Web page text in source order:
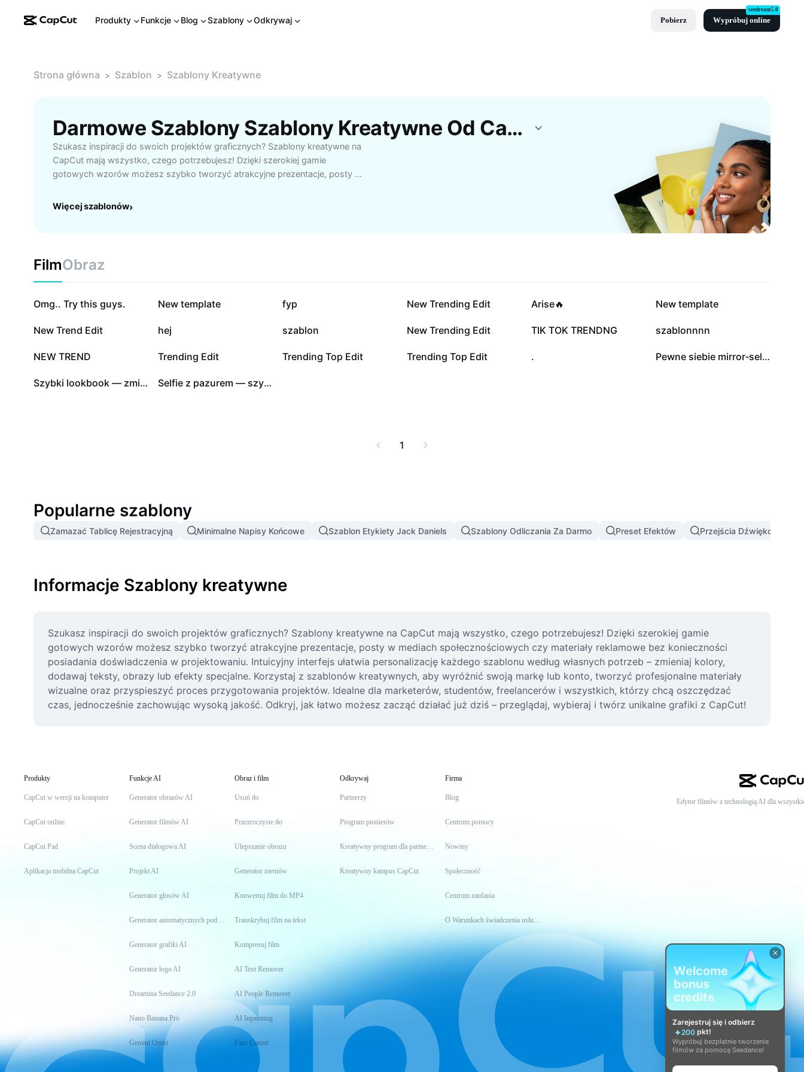
Produkty Funkcje Blog Szablony Odkrywaj Pobierz Wypróbuj online
seedream5.0
Strona główna > Szablon > Szablony Kreatywne
Darmowe Szablony Szablony Kreatywne Od CapCut
Szukasz inspiracji do swoich projektów graficznych? Szablony kreatywne na
CapCut mają wszystko, czego potrzebujesz! Dzięki szerokiej gamie
gotowych wzorów możesz szybko tworzyć atrakcyjne prezentacje, posty w
posiadania doświadczenia w projektowaniu. Intuicyjny interfejs ułatwia
materiały wizualne oraz przyspieszyć proces przygotowania projektów.
Idealne dla marketerów, studentów, freelancerów i wszystkich, którzy chcą
oszczędzać czas, jednocześnie zachowując wysoką jakość. Odkryj, jak
łatwo możesz zacząć działać już dziś – przeglądaj, wybieraj i twórz unikalne
grafiki z CapCut!
Więcej szablonów›
FilmObraz
154 tys.
Omg.. Try this guys. 17,5 tys.
New template 14,2 tys.
fyp 9,7 tys.
New Trending Edit 8,8 tys.
Arise🔥 6,1 tys.
New template
2,9 tys.
New Trend Edit 2,7 tys.
hej 2,4 tys.
szablon 1,8 tys.
New Trending Edit 1,6 tys.
TIK TOK TRENDNG 648
szablonnnn
546
NEW TREND 532
Trending Edit 521
Trending Top Edit 296
Trending Top Edit . 2 Pewne siebie mirror‑selfie
0 Szybki lookbook — zmiana stylu w rytmie muzyki 0 Selfie z pazurem — szybki miejski cut
1
Popularne szablony
Zamazać Tablicę Rejestracyjną Minimalne Napisy Końcowe Szablon Etykiety Jack Daniels Szablony Odliczania Za Darmo Preset Efektów Przejścia Dźwiękowe
Informacje Szablony kreatywne
Szukasz inspiracji do swoich projektów graficznych? Szablony kreatywne na CapCut mają wszystko, czego potrzebujesz! Dzięki szerokiej gamie
gotowych wzorów możesz szybko tworzyć atrakcyjne prezentacje, posty w mediach społecznościowych czy materiały reklamowe bez konieczności
posiadania doświadczenia w projektowaniu. Intuicyjny interfejs ułatwia personalizację każdego szablonu według własnych potrzeb – zmieniaj kolory,
dodawaj teksty, obrazy lub efekty specjalne. Korzystaj z szablonów kreatywnych, aby wyróżnić swoją markę lub konto, tworzyć profesjonalne materiały
wizualne oraz przyspieszyć proces przygotowania projektów. Idealne dla marketerów, studentów, freelancerów i wszystkich, którzy chcą oszczędzać
czas, jednocześnie zachowując wysoką jakość. Odkryj, jak łatwo możesz zacząć działać już dziś – przeglądaj, wybieraj i twórz unikalne grafiki z CapCut!
Produkty
CapCut w wersji na komputer
CapCut online
CapCut Pad
Aplikacja mobilna CapCut
Funkcje AI
Generator obrazów AI
Generator filmów AI
Scena dialogowa AI
Projekt AI
Generator głosów AI
Generator automatycznych podpisów
Generator grafiki AI
Generator logo AI
Dreamina Seedance 2.0
Nano Banana Pro
Gemini Omni
Obraz i film
Usuń tło
Przezroczyste tło
Ulepszanie obrazu
Generator memów
Konwertuj film do MP4
Transkrybuj film na tekst
Kompresuj film
AI Text Remover
AI People Remover
AI Inpainting
Face Cutout
Odkrywaj
Partnerzy
Program pionierów
Kreatywny program dla partnerów
Kreatywny kampus CapCut
Firma
Blog
Centrum pomocy
Nowiny
Społeczność
Centrum zaufania
O Warunkach świadczenia usług CapCut
Edytor filmów z technologią AI dla
Welcome
bonus
credits
Zarejestruj się i odbierz
200 pkt!
Wypróbuj bezpłatnie tworzenie
filmów za pomocą Seedance!